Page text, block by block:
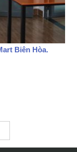
Biên Hòa.